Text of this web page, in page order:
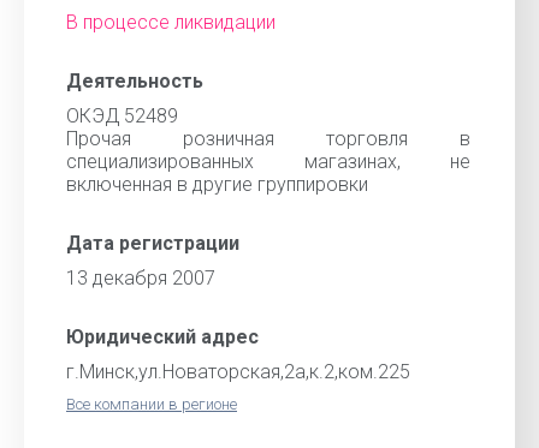
В процессе ликвидации
Деятельность
ОКЭД 52489
Прочая розничная торговля в
специализированных магазинах, не
включенная в другие группировки
Дата регистрации
13 декабря 2007
Юридический адрес
г.Минск,ул.Новаторская,2а,к.2,ком.225
Все компании в регионе